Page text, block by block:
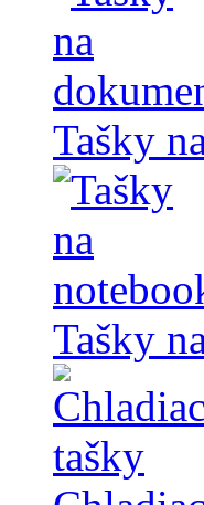
Tašky
Tašky